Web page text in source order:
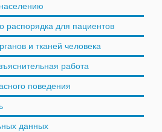
распорядка для пациентов
и тканей человека
работа
поведения
данных